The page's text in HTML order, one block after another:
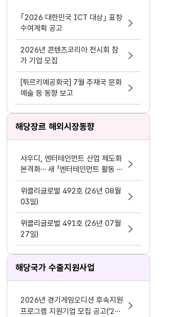
｢2026 대한민국 ICT 대상｣ 표창
수여계획 공고
2026년 콘텐츠코리아 전시회 참
가 기업 모집
[튀르키예공화국] 7월 주재국 문화
예술 등 동향 보고
해당장르 해외시장동향
사우디, 엔터테인먼트 산업 제도화
본격화… 새 「엔터테인먼트 활동 및
지원 활동법」 제정
위클리글로벌 492호 (26년 08월
03일)
위클리글로벌 491호 (26년 07월
27일)
해당국가 수출지원사업
2026년 경기게임오디션 후속지원
프로그램 지원기업 모집 공고(’24